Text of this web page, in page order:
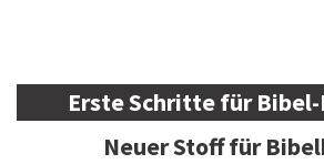
Erste Schritte für
Neuer Stoff für